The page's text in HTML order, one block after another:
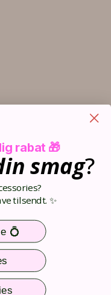
rabat 🎁
smag?
tilsendt. ✨
💍